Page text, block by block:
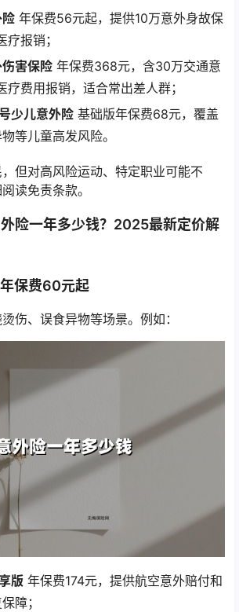
险 年保费56元起，提供10万意外身故保
疗报销；
害保险 年保费368元，含30万交通意
疗费用报销，适合常出差人群；
少儿意外险 基础版年保费68元，覆盖
等儿童高发风险。
但对高风险运动、特定职业可能不
读免责条款。
险一年多少钱？2025最新定价解
保费60元起
伤、误食异物等场景。例如：
版 年保费174元，提供航空意外赔付和
障；